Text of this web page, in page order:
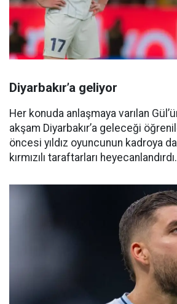
Diyarbakır’a geliyor
Her konuda anlaşmaya varılan
akşam Diyarbakır’a geleceği
öncesi yıldız oyuncunun kadroya
kırmızılı taraftarları heyecanlandırdı.